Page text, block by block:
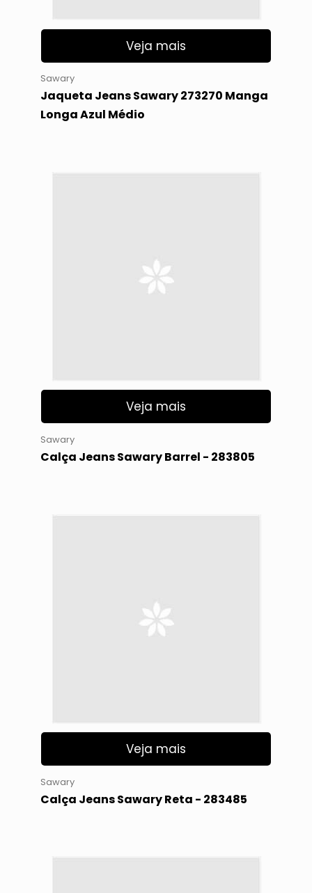
Veja mais
Sawary
Jaqueta Jeans Sawary 273270 Manga
Longa Azul Médio
Veja mais
Sawary
Calça Jeans Sawary Barrel - 283805
Veja mais
Sawary
Calça Jeans Sawary Reta - 283485